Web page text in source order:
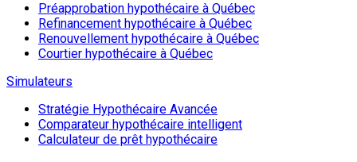
Préapprobation hypothécaire à Québec
Refinancement hypothécaire à Québec
Renouvellement hypothécaire à Québec
Courtier hypothécaire à Québec
Simulateurs
Stratégie Hypothécaire Avancée
Comparateur hypothécaire intelligent
Calculateur de prêt hypothécaire